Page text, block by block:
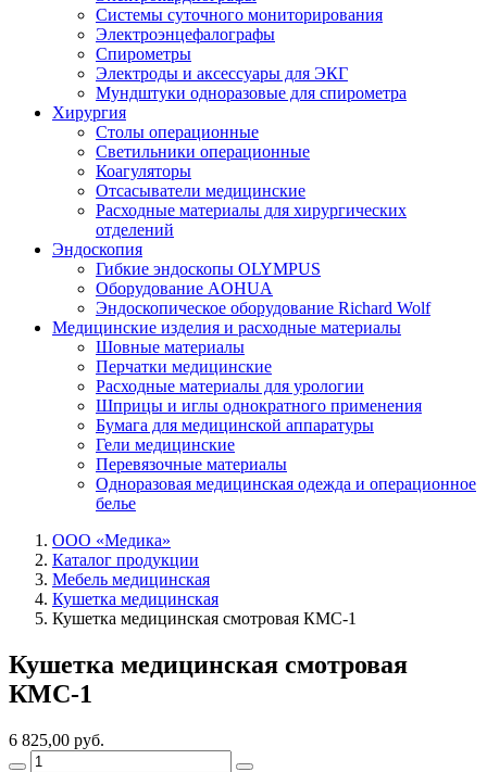
Системы суточного мониторирования
Электроэнцефалографы
Спирометры
Электроды и аксессуары для ЭКГ
Мундштуки одноразовые для спирометра
Хирургия
Столы операционные
Светильники операционные
Коагуляторы
Отсасыватели медицинские
Расходные материалы для хирургических
отделений
Эндоскопия
Гибкие эндоскопы OLYMPUS
Оборудование AOHUA
Эндоскопическое оборудование Richard Wolf
Медицинские изделия и расходные материалы
Шовные материалы
Перчатки медицинские
Расходные материалы для урологии
Шприцы и иглы однократного применения
Бумага для медицинской аппаратуры
Гели медицинские
Перевязочные материалы
Одноразовая медицинская одежда и операционное
белье
ООО «Медика»
Каталог продукции
Мебель медицинская
Кушетка медицинская
Кушетка медицинская смотровая КМС-1
Кушетка медицинская смотровая
КМС-1
6 825,00 руб.